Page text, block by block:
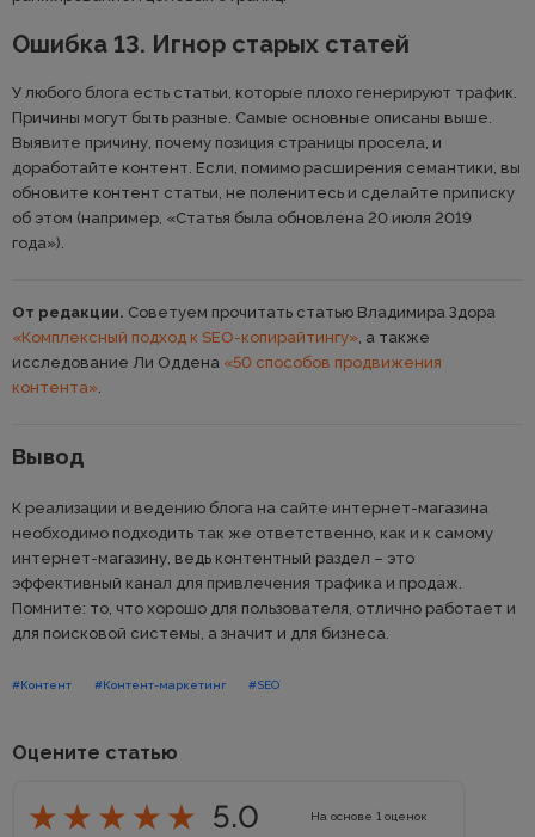
Ошибка 13. Игнор старых статей
У любого блога есть статьи, которые плохо генерируют трафик.
Причины могут быть разные. Самые основные описаны выше.
Выявите причину, почему позиция страницы просела, и
доработайте контент. Если, помимо расширения семантики, вы
обновите контент статьи, не поленитесь и сделайте приписку
об этом (например, «Статья была обновлена 20 июля 2019
года»).
От редакции. Советуем прочитать статью Владимира Здора
«Комплексный подход к SEO-копирайтингу», а также
исследование Ли Оддена «50 способов продвижения
контента».
Вывод
К реализации и ведению блога на сайте интернет-магазина
необходимо подходить так же ответственно, как и к самому
интернет-магазину, ведь контентный раздел – это
эффективный канал для привлечения трафика и продаж.
Помните: то, что хорошо для пользователя, отлично работает и
для поисковой системы, а значит и для бизнеса.
#Контент #Контент-маркетинг #SEO
Оцените статью
5.0 На основе 1 оценок